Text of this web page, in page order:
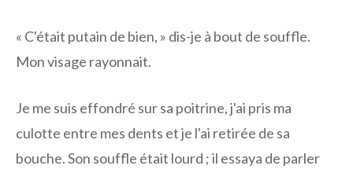
« C'était putain de bien, » dis-je à bout de souffle.
Mon visage rayonnait.
Je me suis effondré sur sa poitrine, j'ai pris ma
culotte entre mes dents et je l'ai retirée de sa
bouche. Son souffle était lourd ; il essaya de parler